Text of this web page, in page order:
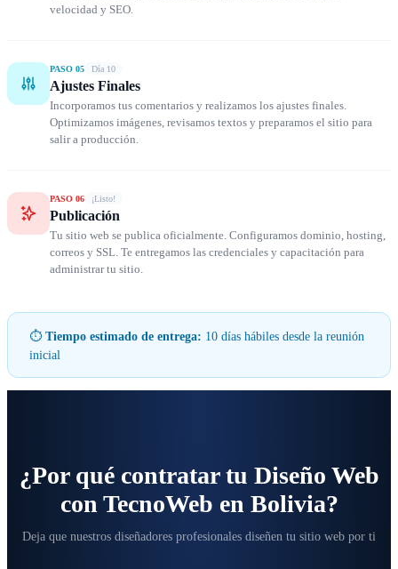
velocidad y SEO.
PASO 05 Día 10
Ajustes Finales
Incorporamos tus comentarios y realizamos los ajustes finales.
Optimizamos imágenes, revisamos textos y preparamos el sitio para
salir a producción.
PASO 06 ¡Listo!
Publicación
Tu sitio web se publica oficialmente. Configuramos dominio, hosting,
correos y SSL. Te entregamos las credenciales y capacitación para
administrar tu sitio.
⏱ Tiempo estimado de entrega: 10 días hábiles desde la reunión
inicial
¿Por qué contratar tu Diseño Web
con TecnoWeb en Bolivia?
Deja que nuestros diseñadores profesionales diseñen tu sitio web por ti